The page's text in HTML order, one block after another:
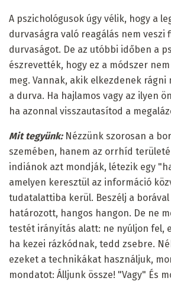
A pszichológusok úgy vélik, hogy a
durvaságra való reagálás nem veszi
durvaságot. De az utóbbi időben a
észrevették, hogy ez a módszer
meg. Vannak, akik elkezdenek
a durva. Ha hajlamos vagy az ilyen
ha azonnal visszautasítod a
Mit tegyünk:Nézzünk szorosan a
szemében, hanem az orrhíd
indiánok azt mondják, létezik egy
amelyen keresztül az információ
tudatalattiba kerül. Beszélj a
határozott, hangos hangon. De ne
testét irányítás alatt: ne nyúljon fel,
ha kezei rázkódnak, tedd zsebre.
ezeket a technikákat használjuk,
mondatot: Álljunk össze! "Vagy" És